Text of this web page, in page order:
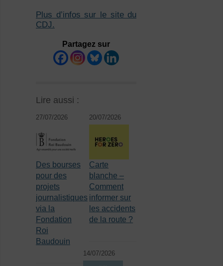
Plus d’infos sur le site du
CDJ.
Partagez sur
Lire aussi :
27/07/2026
Des bourses
pour des
projets
journalistiques
via la
Fondation
Roi
Baudouin
20/07/2026
Carte
blanche –
Comment
informer sur
les accidents
de la route ?
14/07/2026